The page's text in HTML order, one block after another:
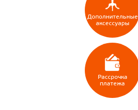
Дополнительные
аксессуары
Рассрочка
платежа